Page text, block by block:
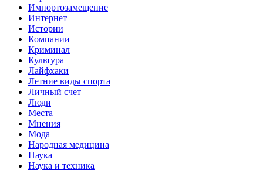
Импортозамещение
Интернет
Истории
Компании
Криминал
Культура
Лайфхаки
Летние виды спорта
Личный счет
Люди
Места
Мнения
Мода
Народная медицина
Наука
Наука и техника